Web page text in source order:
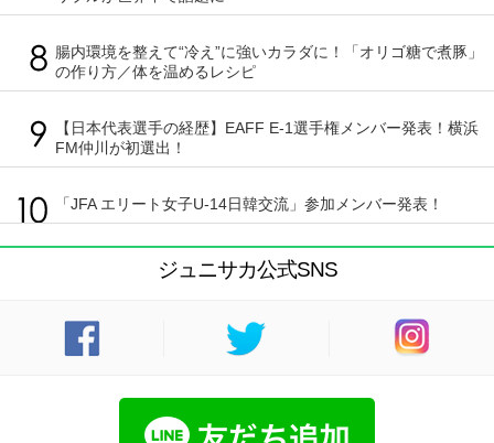
腸内環境を整えて“冷え”に強いカラダに！「オリゴ糖で煮豚」
の作り方／体を温めるレシピ
【日本代表選手の経歴】EAFF E-1選手権メンバー発表！横浜
FM仲川が初選出！
「JFA エリート女子U-14日韓交流」参加メンバー発表！
ジュニサカ公式SNS